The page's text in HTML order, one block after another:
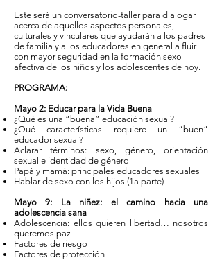
Este será un conversatorio-taller para dialogar
acerca de aquellos aspectos personales,
culturales y vinculares que ayudarán a los padres
de familia y a los educadores en general a fluir
con mayor seguridad en la formación sexo-
afectiva de los niños y los adolescentes de hoy.
PROGRAMA:
Mayo 2: Educar para la Vida Buena
¿Qué es una “buena” educación sexual?
¿Qué características requiere un “buen”
educador sexual?
Aclarar términos: sexo, género, orientación
sexual e identidad de género
Papá y mamá: principales educadores sexuales
Hablar de sexo con los hijos (1a parte)
Mayo 9: La niñez: el camino hacia una
adolescencia sana
Adolescencia: ellos quieren libertad… nosotros
queremos paz
Factores de riesgo
Factores de protección